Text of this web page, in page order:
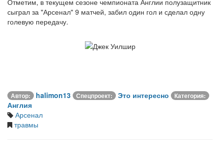
Отметим, в текущем сезоне чемпионата Англии полузащитник
сыграл за "Арсенал" 9 матчей, забил один гол и сделал одну
голевую передачу.
Автор: halimon13 Спецпроект: Это интересно Категория:
Англия
Арсенал
травмы